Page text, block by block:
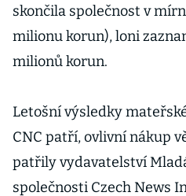
skončila společnost v
milionu korun), loni
milionů korun.
Letošní výsledky
CNC patří, ovlivní nákup
patřily vydavatelství
společnosti Czech News